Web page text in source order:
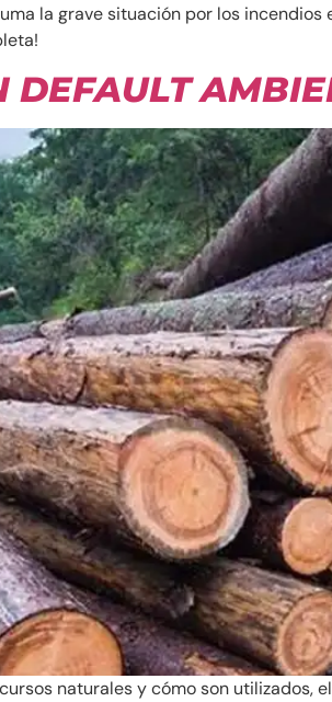
la grave situación por los
DEFAULT
naturales y cómo son utilizados,